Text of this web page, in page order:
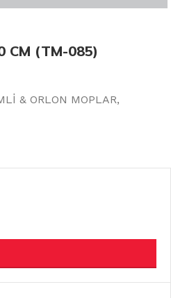
CM (TM-085)
& ORLON MOPLAR,